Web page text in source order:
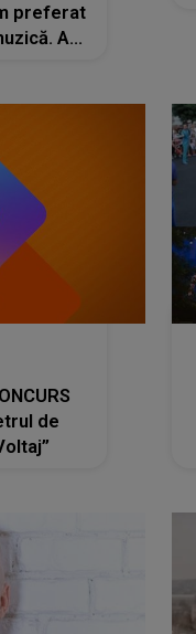
preferat
Am
de